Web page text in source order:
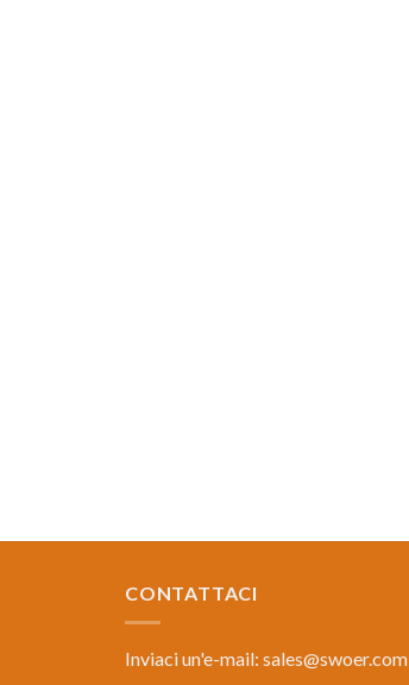
CONTATTACI
Inviaci un'e-mail: sales@swoer.com